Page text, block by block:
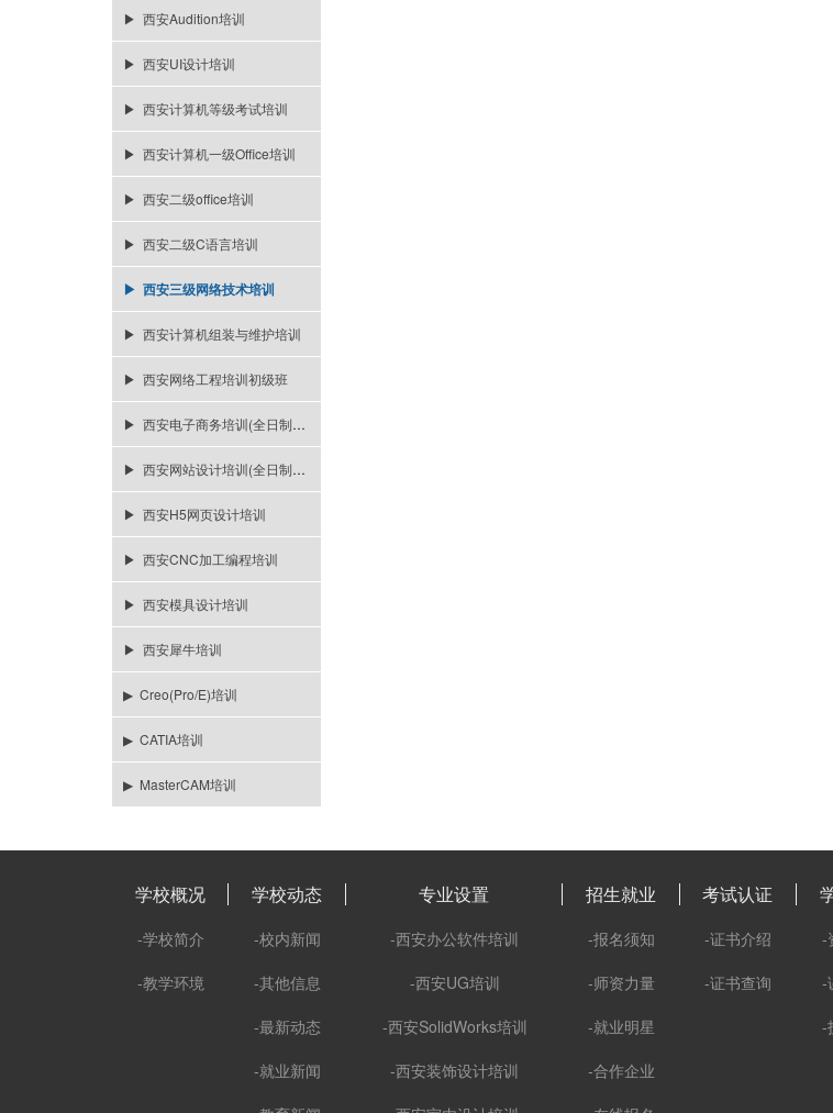
▶ 西安Audition培训
▶ 西安UI设计培训
▶ 西安计算机等级考试培训
▶ 西安计算机一级Office培训
▶ 西安二级office培训
▶ 西安二级C语言培训
▶ 西安三级网络技术培训
▶ 西安计算机组装与维护培训
▶ 西安网络工程培训初级班
▶ 西安电子商务培训(全日制一年)
▶ 西安网站设计培训(全日制一年)
▶ 西安H5网页设计培训
▶ 西安CNC加工编程培训
▶ 西安模具设计培训
▶ 西安犀牛培训
▶ Creo(Pro/E)培训
▶ CATIA培训
▶ MasterCAM培训
学校概况
-学校简介
-教学环境
学校动态
-校内新闻
-其他信息
-最新动态
-就业新闻
专业设置
-西安办公软件培训
-西安UG培训
-西安SolidWorks培训
-西安装饰设计培训
招生就业
-报名须知
-师资力量
-就业明星
-合作企业
考试认证
-证书介绍
-证书查询
-
-
-